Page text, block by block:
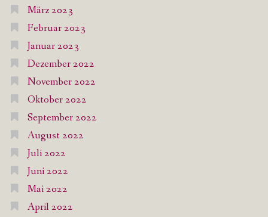
März 2023
Februar 2023
Januar 2023
Dezember 2022
November 2022
Oktober 2022
September 2022
August 2022
Juli 2022
Juni 2022
Mai 2022
April 2022